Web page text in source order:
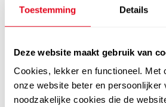
Toestemming Details
Deze website maakt gebruik van
Cookies, lekker en functioneel. Met
onze website beter en persoonlijker
noodzakelijke cookies die de